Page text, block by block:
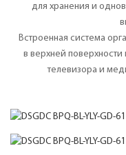
для хранения и
Встроенная система
в верхней поверхности
телевизора и